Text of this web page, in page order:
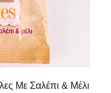
Με Σαλέπι & Μέλι